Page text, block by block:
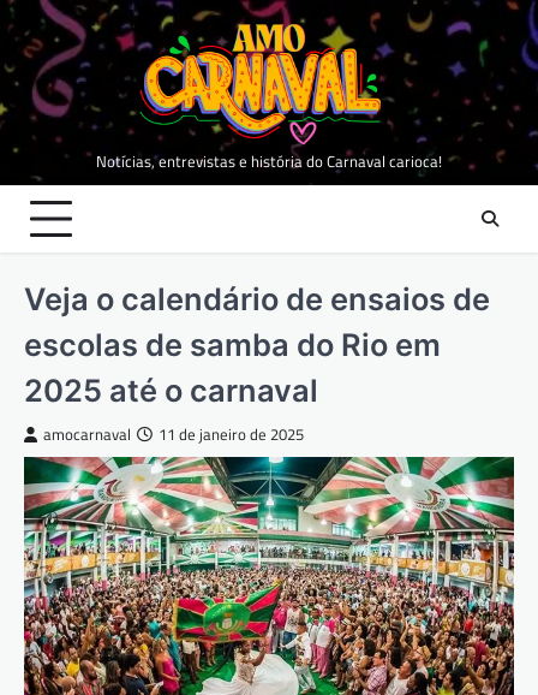
Skip
content
Notícias, entrevistas e história do Carnaval carioca!
Veja o calendário de ensaios de
escolas de samba do Rio em
2025 até o carnaval
amocarnaval 11 de janeiro de 2025